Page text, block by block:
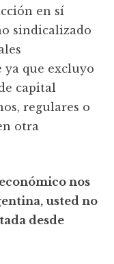
en sí
sindicalizado
ya que excluyo
capital
regulares o
otra
nos
usted no
desde